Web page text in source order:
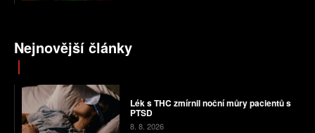
Nejnovější články
Lék s THC zmírnil noční můry pacientů s
PTSD
8. 8. 2026